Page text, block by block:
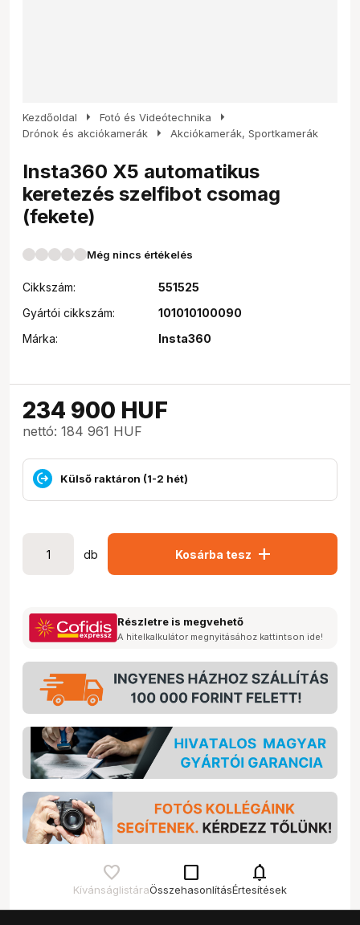
Kezdőoldal arrow_right Fotó és Videótechnika arrow_right
Drónok és akciókamerák arrow_right Akciókamerák, Sportkamerák
Insta360 X5 automatikus
keretezés szelfibot csomag
(fekete)
Még nincs értékelés
Cikkszám:
551525
Gyártói cikkszám:
101010100090
Márka:
Insta360
234 900 HUF
nettó: 184 961 HUF
Külső raktáron (1-2 hét)
db Kosárba tesz add
Részletre is megvehető
A hitelkalkulátor megnyitásához kattintson ide!
Kívánságlistára
check_box_outline_blank
Összehasonlítás
notifications
Értesítések